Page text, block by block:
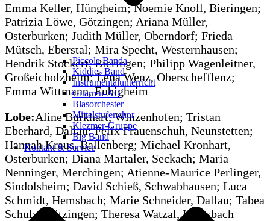
Piccola Banda
Kiddies Band
Instrumentalunterricht
Gitarren-AG
Blasorchester
Mittelstufenchor
Klezmer-Gruppe
Big Band
Kontakt & Service
Emma Keller, Hüngheim; Noemie Knoll, Bieringen;
Patrizia Löwe, Götzingen; Ariana Müller,
Osterburken; Judith Müller, Oberndorf; Frieda
Mütsch, Eberstal; Mira Specht, Westernhausen;
Hendrik Stockert, Bieringen; Philipp Wagenleitner,
Großeicholzheim; Lena Wenz, Oberschefflenz;
Emma Wittmann, Eubigheim
Lobe:Aline Burkhart, Winzenhofen; Tristan
Eberhard, Dallau; Felix Frauenschuh, Neunstetten;
Hannah Kraus, Ballenberg; Michael Kronhart,
Osterburken; Diana Martaler, Seckach; Maria
Nenninger, Merchingen; Atienne-Maurice Perlinger,
Sindolsheim; David Schieß, Schwabhausen; Luca
Schmidt, Hemsbach; Marie Schneider, Dallau; Tabea
Schulz, Götzingen; Theresa Watzal, Hemsbach